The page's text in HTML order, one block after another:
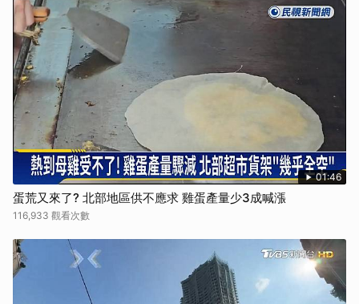
01:46
蛋荒又來了? 北部地區供不應求 雞蛋產量少3成喊漲
116,933 觀看次數